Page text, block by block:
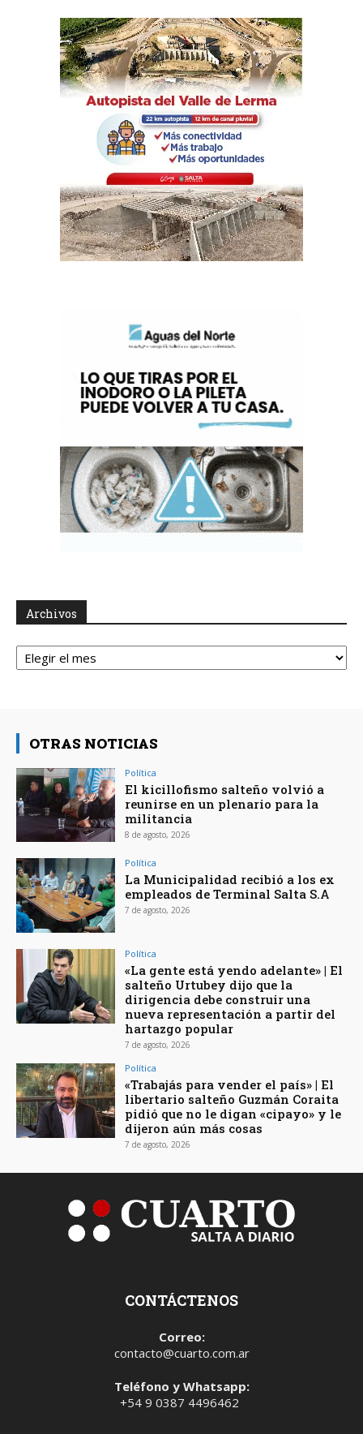
Archivos
Archivos
OTRAS NOTICIAS
Política
El kicillofismo salteño volvió a
reunirse en un plenario para la
militancia
8 de agosto, 2026
Política
La Municipalidad recibió a los ex
empleados de Terminal Salta S.A
7 de agosto, 2026
Política
«La gente está yendo adelante» | El
salteño Urtubey dijo que la
dirigencia debe construir una
nueva representación a partir del
hartazgo popular
7 de agosto, 2026
Política
«Trabajás para vender el país» | El
libertario salteño Guzmán Coraita
pidió que no le digan «cipayo» y le
dijeron aún más cosas
7 de agosto, 2026
CONTÁCTENOS
Correo:
contacto@cuarto.com.ar
Teléfono y Whatsapp:
+54 9 0387 4496462